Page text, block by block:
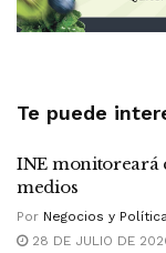
Te puede
INE monitoreará
medios
Por Negocios y
28 DE JULIO DE